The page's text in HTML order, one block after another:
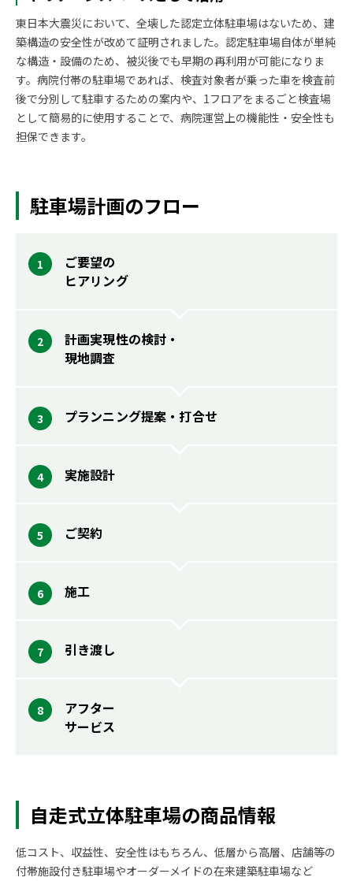
東日本大震災において、全壊した認定立体駐車場はないため、建
築構造の安全性が改めて証明されました。認定駐車場自体が単純
な構造・設備のため、被災後でも早期の再利用が可能になりま
す。病院付帯の駐車場であれば、検査対象者が乗った車を検査前
後で分別して駐車するための案内や、1フロアをまるごと検査場
として簡易的に使用することで、病院運営上の機能性・安全性も
担保できます。
駐車場計画のフロー
ご要望の
ヒアリング
計画実現性の検討・
現地調査
プランニング提案・打合せ
実施設計
ご契約
施工
引き渡し
アフター
サービス
自走式立体駐車場の商品情報
低コスト、収益性、安全性はもちろん、低層から高層、店舗等の
付帯施設付き駐車場やオーダーメイドの在来建築駐車場など